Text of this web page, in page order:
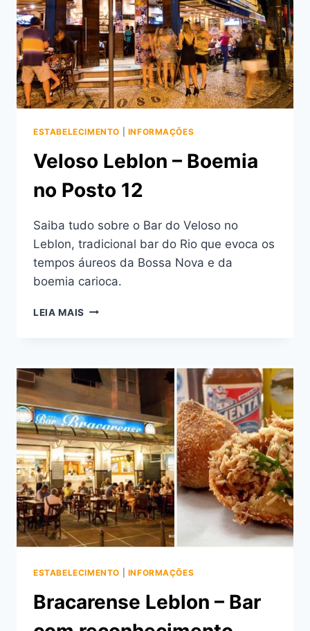
ESTABELECIMENTO INFORMAÇÕES
Veloso Leblon – Boemia
no Posto 12
Saiba tudo sobre o Bar do Veloso no
Leblon, tradicional bar do Rio que evoca os
tempos áureos da Bossa Nova e da
boemia carioca.
LEIA MAIS VELOSO
NO
POSTO
12
ESTABELECIMENTO INFORMAÇÕES
Bracarense Leblon – Bar